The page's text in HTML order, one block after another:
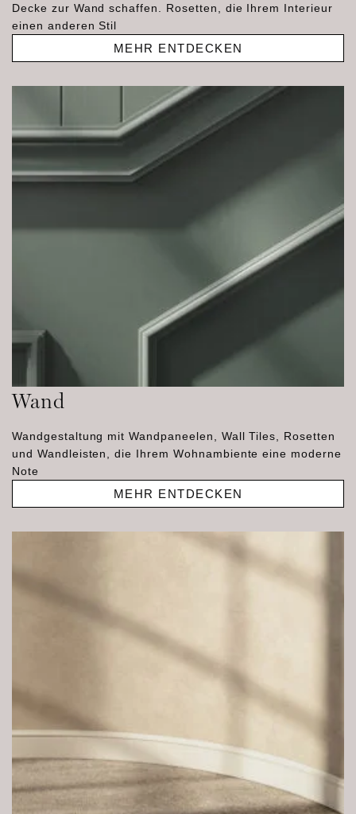
Decke zur Wand schaffen. Rosetten, die Ihrem Interieur
einen anderen Stil
MEHR ENTDECKEN
Wand
Wandgestaltung mit Wandpaneelen, Wall Tiles, Rosetten
und Wandleisten, die Ihrem Wohnambiente eine moderne
Note
MEHR ENTDECKEN